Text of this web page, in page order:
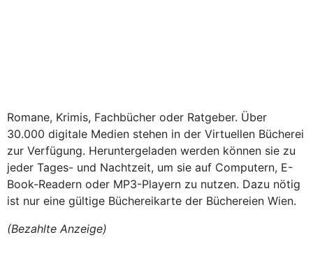
Romane, Krimis, Fachbücher oder Ratgeber. Über
30.000 digitale Medien stehen in der Virtuellen Bücherei
zur Verfügung. Heruntergeladen werden können sie zu
jeder Tages- und Nachtzeit, um sie auf Computern, E-
Book-Readern oder MP3-Playern zu nutzen. Dazu nötig
ist nur eine gültige Büchereikarte der Büchereien Wien.
(Bezahlte Anzeige)